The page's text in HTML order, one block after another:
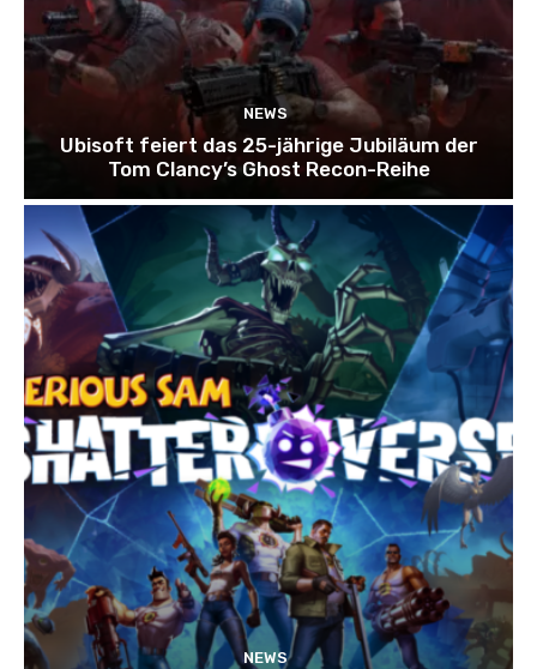
NEWS
Ubisoft feiert das 25-jährige Jubiläum der
Tom Clancy’s Ghost Recon-Reihe
NEWS